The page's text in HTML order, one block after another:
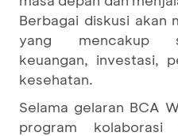
Berbagai diskusi
yang mencakup
keuangan, investasi,
kesehatan.
Selama gelaran BCA
program